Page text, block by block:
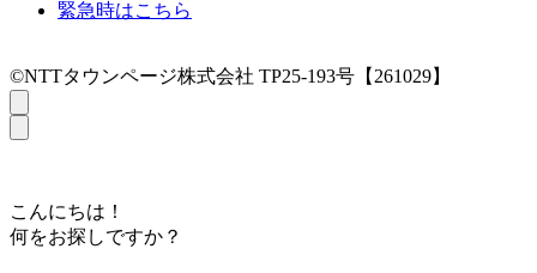
緊急時はこちら
©NTTタウンページ株式会社 TP25-193号【261029】
こんにちは！
何をお探しですか？